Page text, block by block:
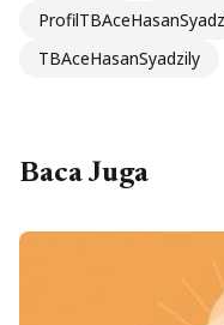
TBAceHasanSyadzily
Baca Juga